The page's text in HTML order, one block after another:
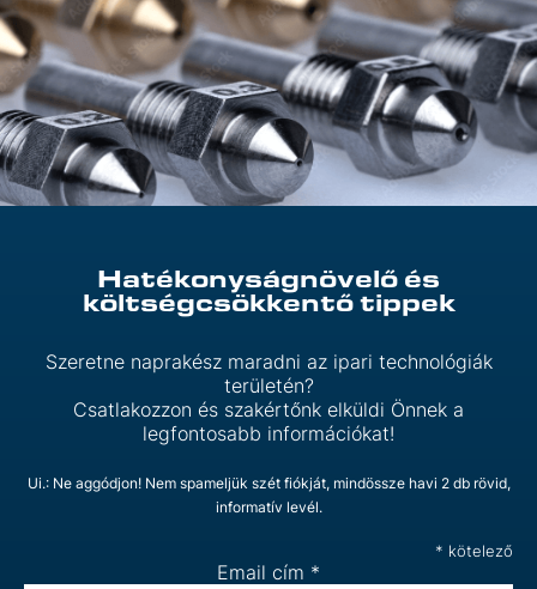
Hatékonyságnövelő és
költségcsökkentő tippek
Szeretne naprakész maradni az ipari technológiák
területén?
Csatlakozzon és szakértőnk elküldi Önnek a
legfontosabb információkat!
Ui.: Ne aggódjon! Nem spameljük szét fiókját, mindössze havi 2 db rövid,
informatív levél.
* kötelező
Email cím *